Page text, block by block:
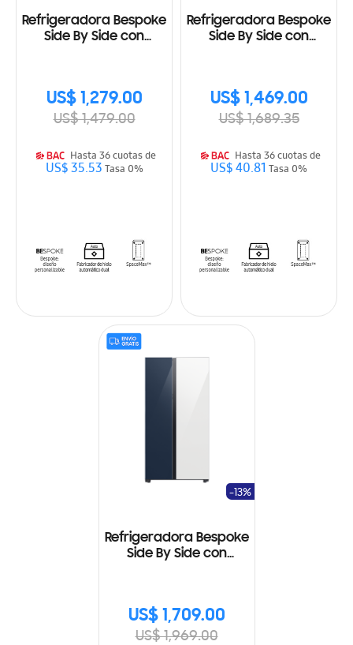
Refrigeradora Bespoke
Side By Side con
US$ 1,279.00
US$ 1,479.00
Hasta 36 cuotas de
US$ 35.53Tasa 0%
Refrigeradora Bespoke
Side By Side con
US$ 1,469.00
US$ 1,689.35
Hasta 36 cuotas de
US$ 40.81 Tasa 0%
Refrigeradora Bespoke
Side By Side con
US$ 1,709.00
US$ 1,969.00
-13%